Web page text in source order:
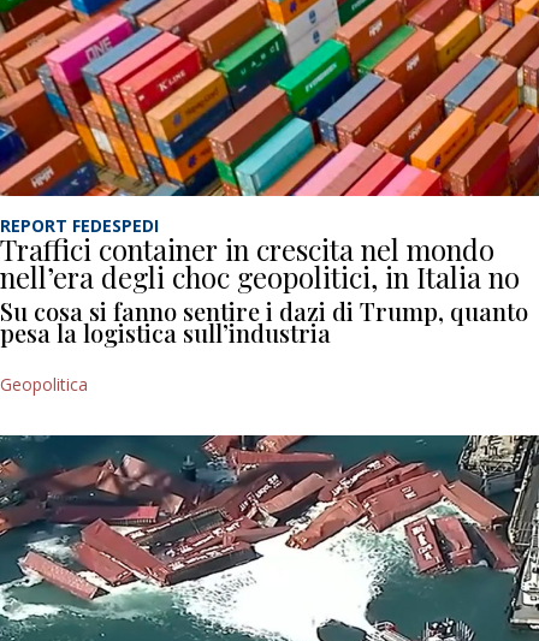
REPORT FEDESPEDI
Traffici container in crescita nel mondo
nell’era degli choc geopolitici, in Italia no
Su cosa si fanno sentire i dazi di Trump, quanto
pesa la logistica sull’industria
Geopolitica